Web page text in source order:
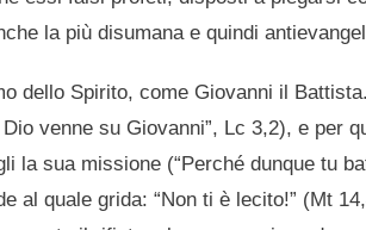
la più disumana e quindi
dello Spirito, come Giovanni il
Dio venne su Giovanni”, Lc 3,2), e per
la sua missione (“Perché dunque tu
al quale grida: “Non ti è lecito!” (Mt